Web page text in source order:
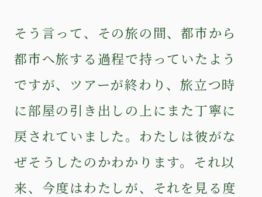
そう言って、その旅の間、都市から
都市へ旅する過程で持っていたよう
ですが、ツアーが終わり、旅立つ時
に部屋の引き出しの上にまた丁寧に
戻されていました。わたしは彼がな
ぜそうしたのかわかります。それ以
来、今度はわたしが、それを見る度